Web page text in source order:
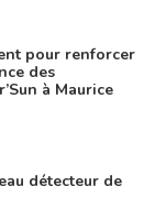
pour renforcer
des
à Maurice
détecteur de